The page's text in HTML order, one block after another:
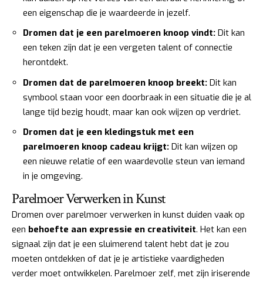
een eigenschap die je waardeerde in jezelf.
Dromen dat je een parelmoeren knoop vindt: Dit kan
een teken zijn dat je een vergeten talent of connectie
herontdekt.
Dromen dat de parelmoeren knoop breekt: Dit kan
symbool staan voor een doorbraak in een situatie die je al
lange tijd bezig houdt, maar kan ook wijzen op verdriet.
Dromen dat je een kledingstuk met een
parelmoeren knoop cadeau krijgt: Dit kan wijzen op
een nieuwe relatie of een waardevolle steun van iemand
in je omgeving.
Parelmoer Verwerken in Kunst
Dromen over parelmoer verwerken in kunst duiden vaak op
een behoefte aan expressie en creativiteit. Het kan een
signaal zijn dat je een sluimerend talent hebt dat je zou
moeten ontdekken of dat je je artistieke vaardigheden
verder moet ontwikkelen. Parelmoer zelf, met zijn iriserende